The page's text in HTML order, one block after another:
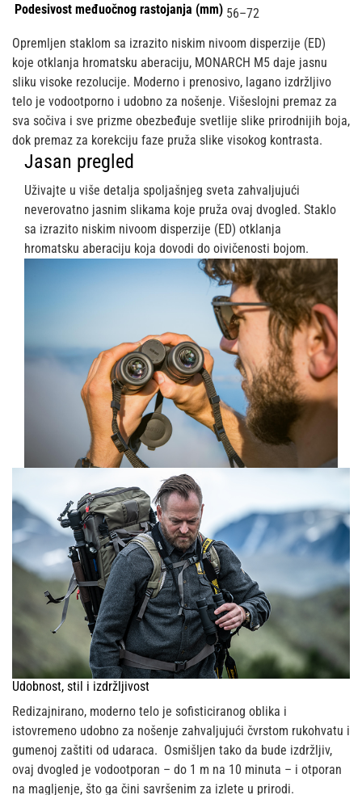
Podesivost međuočnog rastojanja (mm) 56–72
Opremljen staklom sa izrazito niskim nivoom disperzije (ED)
koje otklanja hromatsku aberaciju, MONARCH M5 daje jasnu
sliku visoke rezolucije. Moderno i prenosivo, lagano izdržljivo
telo je vodootporno i udobno za nošenje. Višeslojni premaz za
sva sočiva i sve prizme obezbeđuje svetlije slike prirodnijih boja,
dok premaz za korekciju faze pruža slike visokog kontrasta.
Jasan pregled
Uživajte u više detalja spoljašnjeg sveta zahvaljujući
neverovatno jasnim slikama koje pruža ovaj dvogled. Staklo
sa izrazito niskim nivoom disperzije (ED) otklanja
hromatsku aberaciju koja dovodi do oivičenosti bojom.
Udobnost, stil i izdržljivost
Redizajnirano, moderno telo je sofisticiranog oblika i
istovremeno udobno za nošenje zahvaljujući čvrstom rukohvatu i
gumenoj zaštiti od udaraca. Osmišljen tako da bude izdržljiv,
ovaj dvogled je vodootporan – do 1 m na 10 minuta – i otporan
na magljenje, što ga čini savršenim za izlete u prirodi.